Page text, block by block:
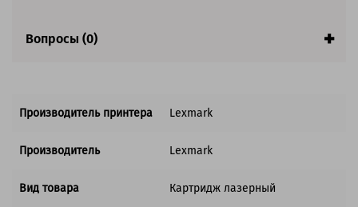
Вопросы (0)
Производитель принтера Lexmark
Производитель Lexmark
Вид товара Картридж лазерный